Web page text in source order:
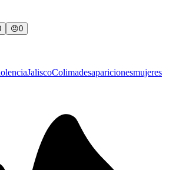
😠0
JaliscoColimadesaparicionesmujeres